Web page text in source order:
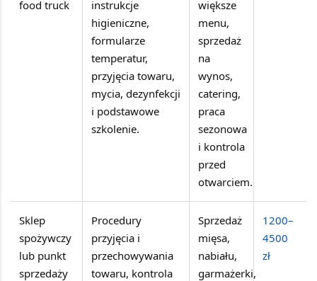
food truck
instrukcje
higieniczne,
formularze
temperatur,
przyjęcia towaru,
mycia, dezynfekcji
i podstawowe
szkolenie.
większe
menu,
sprzedaż
na
wynos,
catering,
praca
sezonowa
i kontrola
przed
otwarciem.
Sklep
spożywczy
lub punkt
sprzedaży
Procedury
przyjęcia i
przechowywania
towaru, kontrola
Sprzedaż
mięsa,
nabiału,
garmażerki,
1200–
4500
zł